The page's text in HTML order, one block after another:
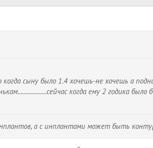
когда сыну было 1.4 хочешь-не хочешь а
когда ему 2 годика было
а с инплантами может быть